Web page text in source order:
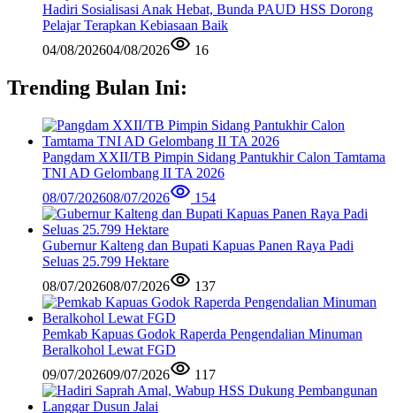
Hadiri Sosialisasi Anak Hebat, Bunda PAUD HSS Dorong
Pelajar Terapkan Kebiasaan Baik
04/08/202604/08/2026 16
Trending Bulan Ini:
Pangdam XXII/TB Pimpin Sidang Pantukhir Calon Tamtama
TNI AD Gelombang II TA 2026
08/07/202608/07/2026 154
Gubernur Kalteng dan Bupati Kapuas Panen Raya Padi
Seluas 25.799 Hektare
08/07/202608/07/2026 137
Pemkab Kapuas Godok Raperda Pengendalian Minuman
Beralkohol Lewat FGD
09/07/202609/07/2026 117